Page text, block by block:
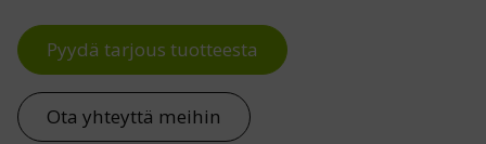
Pyydä tarjous tuotteesta
Ota yhteyttä meihin